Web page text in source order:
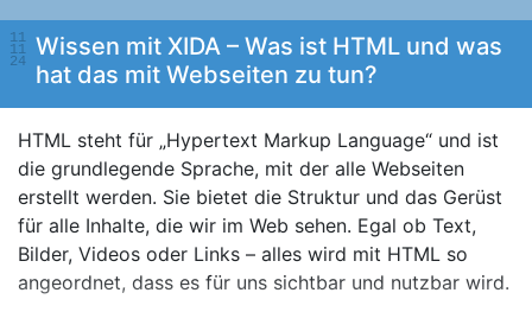
11
11
24
Wissen mit XIDA – Was ist HTML und was
hat das mit Webseiten zu tun?
HTML steht für „Hypertext Markup Language“ und ist
die grundlegende Sprache, mit der alle Webseiten
erstellt werden. Sie bietet die Struktur und das Gerüst
für alle Inhalte, die wir im Web sehen. Egal ob Text,
Bilder, Videos oder Links – alles wird mit HTML so
angeordnet, dass es für uns sichtbar und nutzbar wird.